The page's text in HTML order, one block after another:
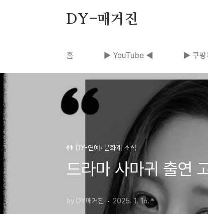
DY-매거진
홈 ▶ YouTube ◀ ▶ 쿠
👬 DY-연예+문화계 소식
드라마 사마귀 출연
by DY매거진 2025. 1. 16.